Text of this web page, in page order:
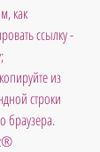
как
ссылку -
из
строки
браузера.